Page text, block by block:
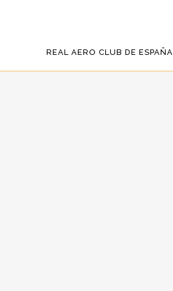
REAL AERO CLUB DE ESPAÑA